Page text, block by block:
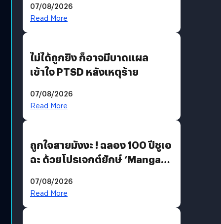
07/08/2026
Read More
ไม่ได้ถูกยิง ก็อาจมีบาดแผล
เข้าใจ PTSD หลังเหตุร้าย
07/08/2026
Read More
ถูกใจสายมังงะ ! ฉลอง 100 ปีชูเอ
ฉะ ด้วยโปรเจกต์ยักษ์ ‘Manga
มีภาษาไทยด้วย
07/08/2026
Read More